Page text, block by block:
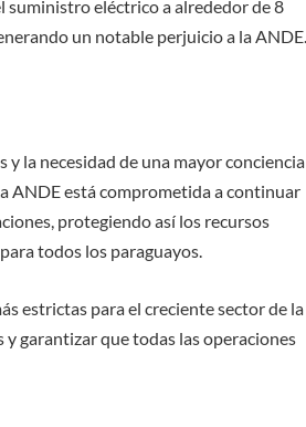
eléctrico a alrededor de 8
un notable perjuicio a la ANDE.
la necesidad de una mayor conciencia
ANDE está comprometida a continuar
protegiendo así los recursos
todos los paraguayos.
estrictas para el creciente sector de la
garantizar que todas las operaciones